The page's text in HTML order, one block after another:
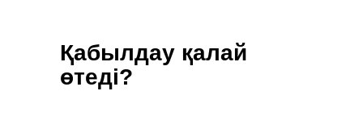
Қабылдау қалай
өтеді?